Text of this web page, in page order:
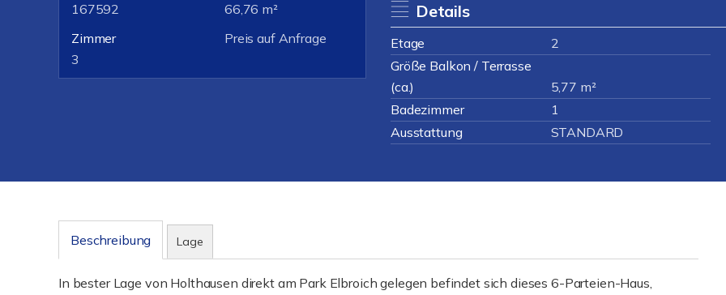
167592
66,76 m²
Zimmer
3
Preis auf Anfrage
Details
Etage 2
Größe Balkon / Terrasse
(ca.)
5,77 m²
Badezimmer
1
Ausstattung
STANDARD
Beschreibung Lage
In bester Lage von Holthausen direkt am Park Elbroich gelegen befindet sich dieses 6-Parteien-Haus,